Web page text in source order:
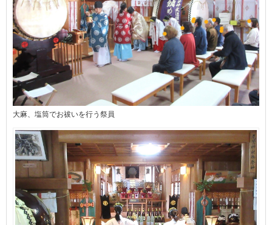
大麻、塩筒でお祓いを行う祭員